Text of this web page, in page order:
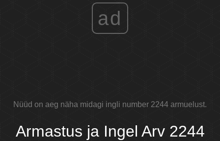
ad
Nüüd on aeg näha midagi ingli number 2244 armuelust.
Armastus ja Ingel Arv 2244